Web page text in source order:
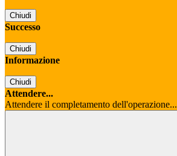
Chiudi
Successo
Chiudi
Informazione
Chiudi
Attendere...
Attendere il completamento dell'operazione...